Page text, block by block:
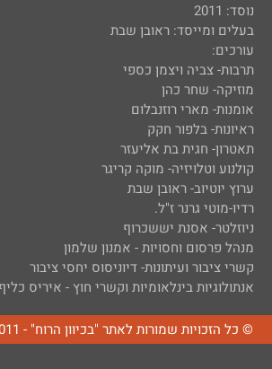
נוסד: 2011
בעלים ומייסד: ראובן שבת
עורכים:
תרבות- צביה ויצמן כספי
מוזיקה- שחר כהן
אומנות- מארי רוזנבלום
ראיונות- בלפור חקק
תאטרון- חגית בת אליעזר
קולנוע וטלויזיה- מוקה קריגר
ערוץ יוטיוב- ראובן שבת
רדיו-מוטי גרנר ז"ל.
ניוזלטר- אסנת יששכרוף
מנהל פרסום וחסויות - אמנון שלמון
קשרי ציבור ועיתונות- דיוניסוס יחסי ציבור
אנתולוגיות בינלאומיות וקשרי חוץ - איריס כליף
© כל הזכויות שמורות לאתר "בכיוון הרוח" - 2011 טל: 050-8517840